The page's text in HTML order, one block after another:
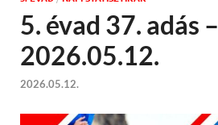
5. évad 37. adás –
2026.05.12.
2026.05.12.